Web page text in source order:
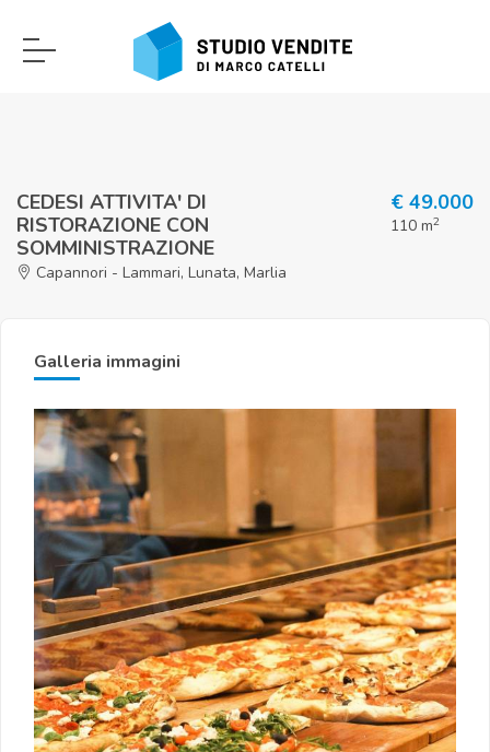
CEDESI ATTIVITA' DI
RISTORAZIONE CON
SOMMINISTRAZIONE
Capannori - Lammari, Lunata, Marlia
€ 49.000
110 m2
Galleria immagini